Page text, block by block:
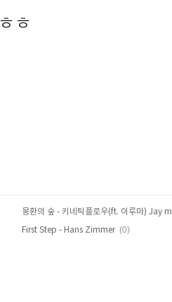
ㅎㅎ
몽환의 숲 - 키네틱플로우(ft. 이루마) Jay
First Step - Hans Zimmer (0)